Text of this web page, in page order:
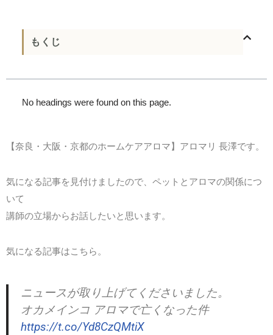
もくじ
No headings were found on this page.
【奈良・大阪・京都のホームケアアロマ】アロマリ 長澤です。
気になる記事を見付けましたので、ペットとアロマの関係につ
いて
講師の立場からお話したいと思います。
気になる記事はこちら。
ニュースが取り上げてくださいました。
オカメインコ アロマで亡くなった件
https://t.co/Yd8CzQMtiX